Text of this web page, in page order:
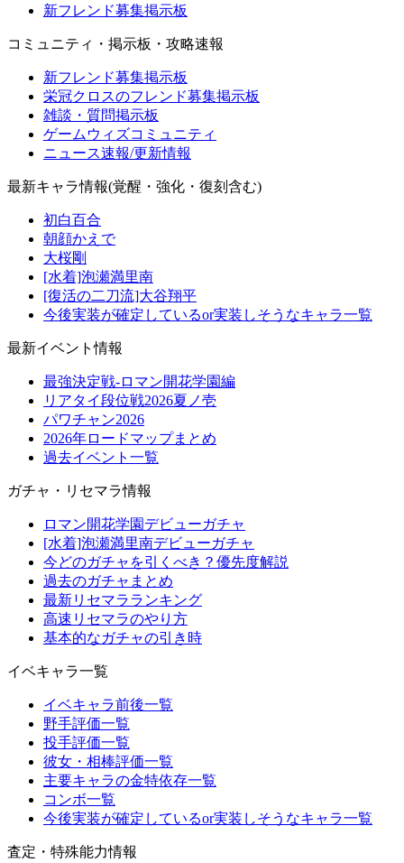
新フレンド募集掲示板
コミュニティ・掲示板・攻略速報
新フレンド募集掲示板
栄冠クロスのフレンド募集掲示板
雑談・質問掲示板
ゲームウィズコミュニティ
ニュース速報/更新情報
最新キャラ情報(覚醒・強化・復刻含む)
初白百合
朝顔かえで
大桜剛
[水着]泡瀬満里南
[復活の二刀流]大谷翔平
今後実装が確定しているor実装しそうなキャラ一覧
最新イベント情報
最強決定戦-ロマン開花学園編
リアタイ段位戦2026夏ノ壱
パワチャン2026
2026年ロードマップまとめ
過去イベント一覧
ガチャ・リセマラ情報
ロマン開花学園デビューガチャ
[水着]泡瀬満里南デビューガチャ
今どのガチャを引くべき？優先度解説
過去のガチャまとめ
最新リセマラランキング
高速リセマラのやり方
基本的なガチャの引き時
イベキャラ一覧
イベキャラ前後一覧
野手評価一覧
投手評価一覧
彼女・相棒評価一覧
主要キャラの金特依存一覧
コンボ一覧
今後実装が確定しているor実装しそうなキャラ一覧
査定・特殊能力情報